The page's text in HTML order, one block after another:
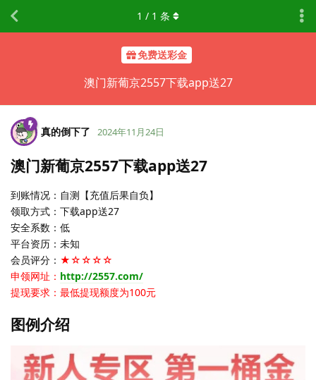
免费送彩金
澳门新葡京2557下载app送27
1 / 1 条
真的倒下了 2024年11月24日
澳门新葡京2557下载app送27
到账情况：自测【充值后果自负】
领取方式：下载app送27
安全系数：低
平台资历：未知
会员评分： ★☆☆☆☆
申领网址： http://2557.com/
提现要求：最低提现额度为100元
图例介绍